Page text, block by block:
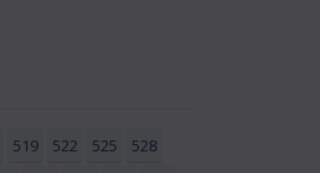
519 522 525
528